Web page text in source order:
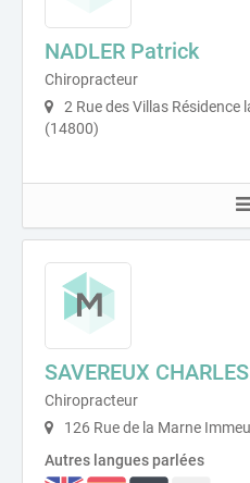
NADLER Patrick
Chiropracteur
2 Rue des Villas Résidence
(14800)
SAVEREUX CHARLES
Chiropracteur
126 Rue de la Marne
Autres langues parlées